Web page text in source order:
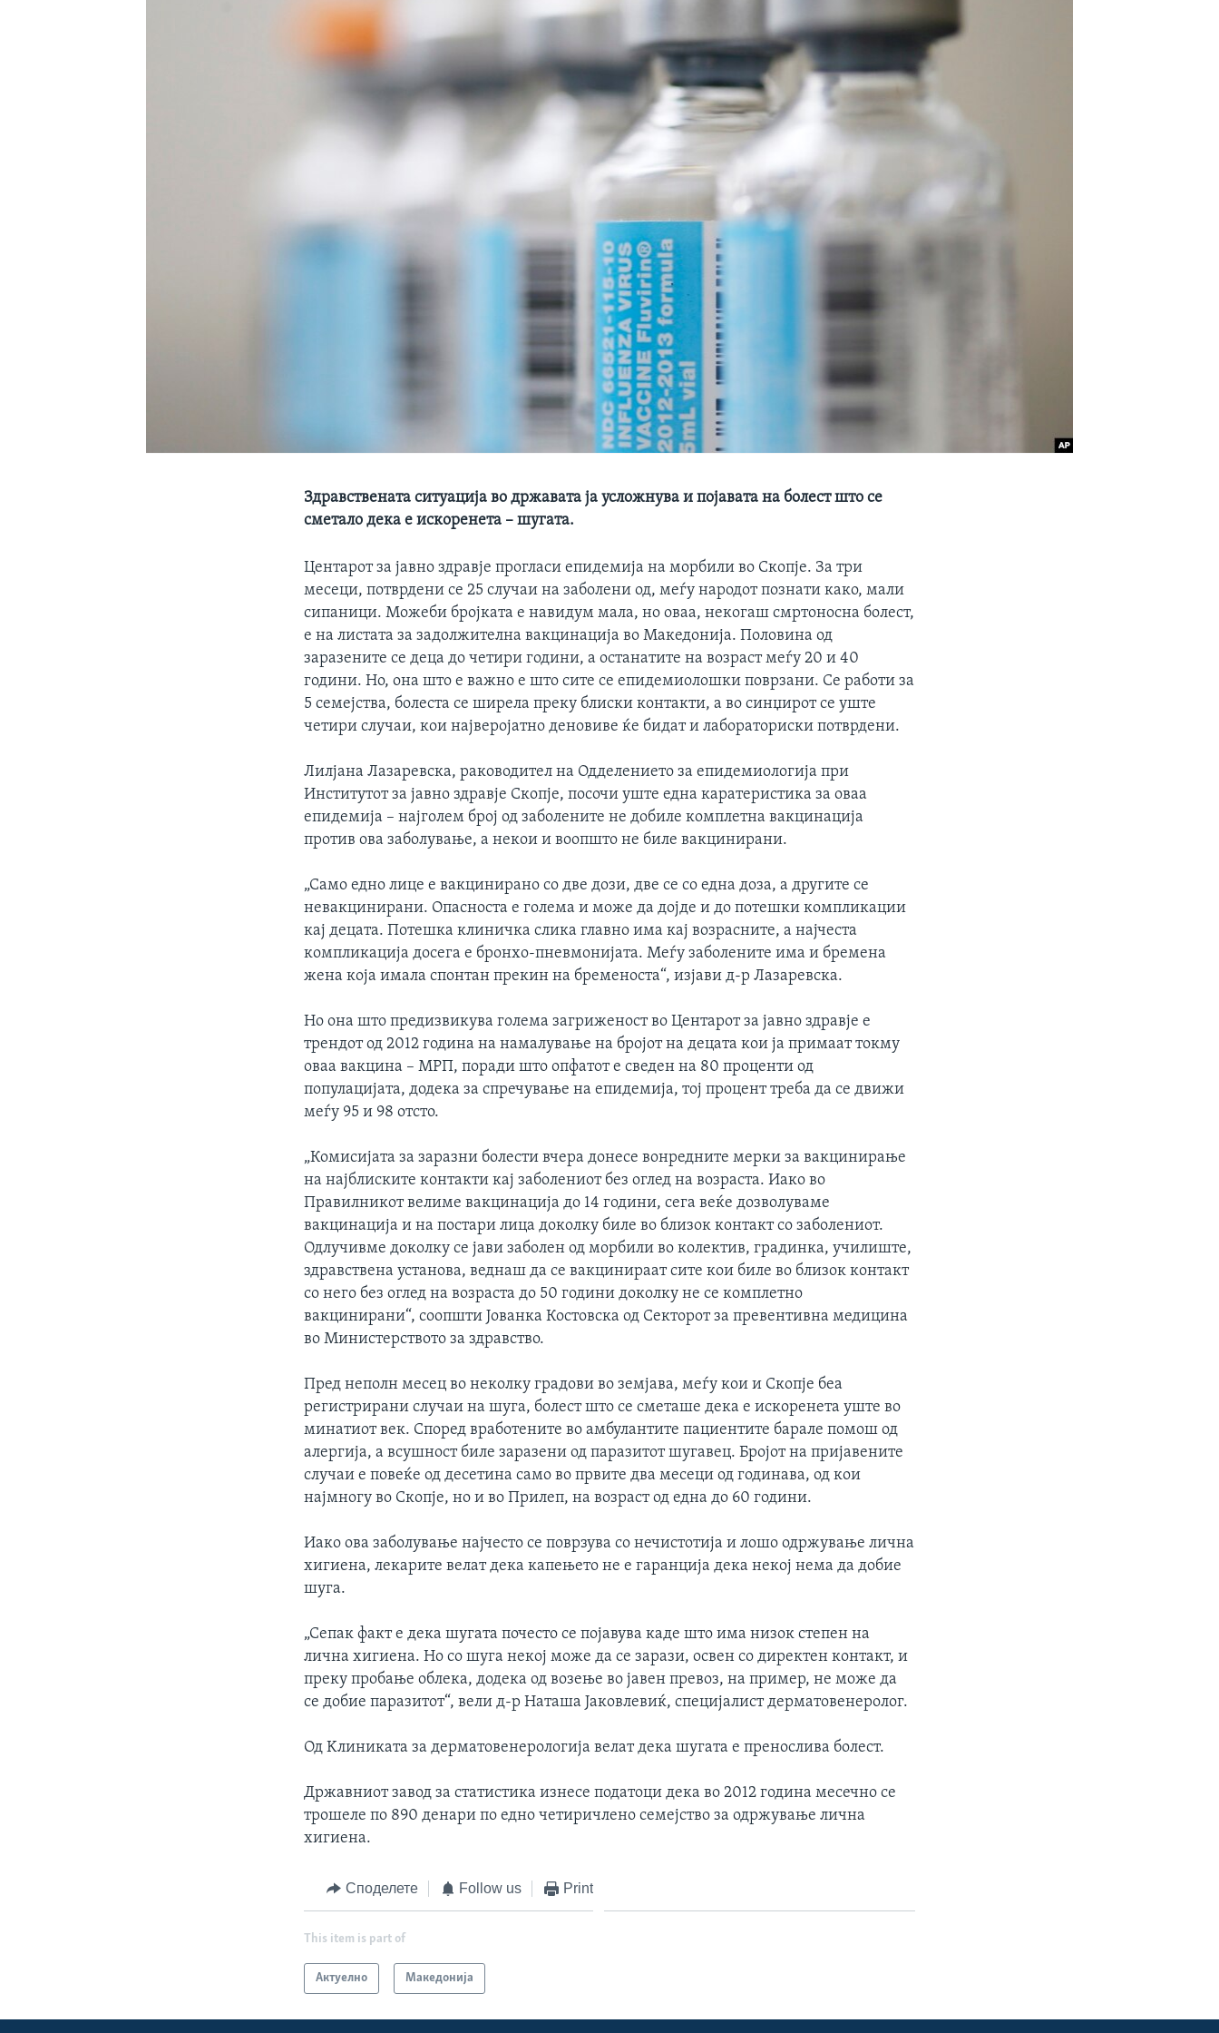
Здравствената ситуација во државата ја усложнува и појавата на болест што се
сметало дека е искоренета – шугата.
Центарот за јавно здравје прогласи епидемија на морбили во Скопје. За три
месеци, потврдени се 25 случаи на заболени од, меѓу народот познати како, мали
сипаници. Можеби бројката е навидум мала, но оваа, некогаш смртоносна болест,
е на листата за задолжителна вакцинација во Македонија. Половина од
заразените се деца до четири години, а останатите на возраст меѓу 20 и 40
години. Но, она што е важно е што сите се епидемиолошки поврзани. Се работи за
5 семејства, болеста се ширела преку блиски контакти, а во синџирот се уште
четири случаи, кои најверојатно деновиве ќе бидат и лабораториски потврдени.
Лилјана Лазаревска, раководител на Одделението за епидемиологија при
Институтот за јавно здравје Скопје, посочи уште една каратеристика за оваа
епидемија – најголем број од заболените не добиле комплетна вакцинација
против ова заболување, а некои и воопшто не биле вакцинирани.
„Само едно лице е вакцинирано со две дози, две се со една доза, а другите се
невакцинирани. Опасноста е голема и може да дојде и до потешки компликации
кај децата. Потешка клиничка слика главно има кај возрасните, а најчеста
компликација досега е бронхо-пневмонијата. Меѓу заболените има и бремена
жена која имала спонтан прекин на бременоста“, изјави д-р Лазаревска.
Но она што предизвикува голема загриженост во Центарот за јавно здравје е
трендот од 2012 година на намалување на бројот на децата кои ја примаат токму
оваа вакцина – МРП, поради што опфатот е сведен на 80 проценти од
популацијата, додека за спречување на епидемија, тој процент треба да се движи
меѓу 95 и 98 отсто.
„Комисијата за заразни болести вчера донесе вонредните мерки за вакцинирање
на најблиските контакти кај заболениот без оглед на возраста. Иако во
Правилникот велиме вакцинација до 14 години, сега веќе дозволуваме
вакцинација и на постари лица доколку биле во близок контакт со заболениот.
Одлучивме доколку се јави заболен од морбили во колектив, градинка, училиште,
здравствена установа, веднаш да се вакцинираат сите кои биле во близок контакт
со него без оглед на возраста до 50 години доколку не се комплетно
вакцинирани“, соопшти Јованка Костовска од Секторот за превентивна медицина
во Министерството за здравство.
Пред неполн месец во неколку градови во земјава, меѓу кои и Скопје беа
регистрирани случаи на шуга, болест што се сметаше дека е искоренета уште во
минатиот век. Според вработените во амбулантите пациентите барале помош од
алергија, а всушност биле заразени од паразитот шугавец. Бројот на пријавените
случаи е повеќе од десетина само во првите два месеци од годинава, од кои
најмногу во Скопје, но и во Прилеп, на возраст од една до 60 години.
Иако ова заболување најчесто се поврзува со нечистотија и лошо одржување лична
хигиена, лекарите велат дека капењето не е гаранција дека некој нема да добие
шуга.
„Сепак факт е дека шугата почесто се појавува каде што има низок степен на
лична хигиена. Но со шуга некој може да се зарази, освен со директен контакт, и
преку пробање облека, додека од возење во јавен превоз, на пример, не може да
се добие паразитот“, вели д-р Наташа Јаковлевиќ, специјалист дерматовенеролог.
Од Kлиниката за дерматовенерологија велат дека шугата е пренослива болест.
Државниот завод за статистика изнесе податоци дека во 2012 година месечно се
трошеле по 890 денари по едно четиричлено семејство за одржување лична
хигиена.
Споделете Follow us Print
This item is part of
Актуелно Македонија